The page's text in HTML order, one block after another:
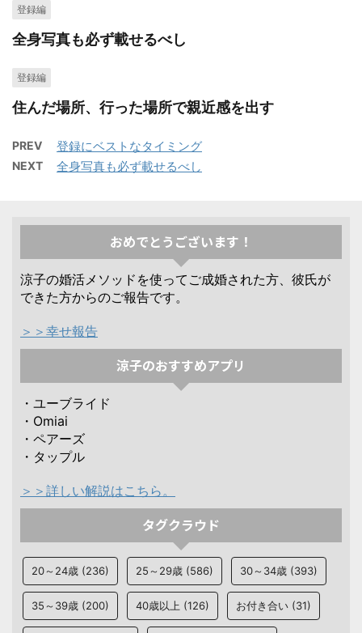
登録編
全身写真も必ず載せるべし
登録編
住んだ場所、行った場所で親近感を出す
PREV 登録にベストなタイミング
NEXT 全身写真も必ず載せるべし
おめでとうございます！
涼子の婚活メソッドを使ってご成婚された方、彼氏が
できた方からのご報告です。
＞＞幸せ報告
涼子のおすすめアプリ
・ユーブライド
・Omiai
・ペアーズ
・タップル
＞＞詳しい解説はこちら。
タグクラウド
20～24歳 (236) 25～29歳 (586) 30～34歳 (393)
35～39歳 (200) 40歳以上 (126) お付き合い (31)